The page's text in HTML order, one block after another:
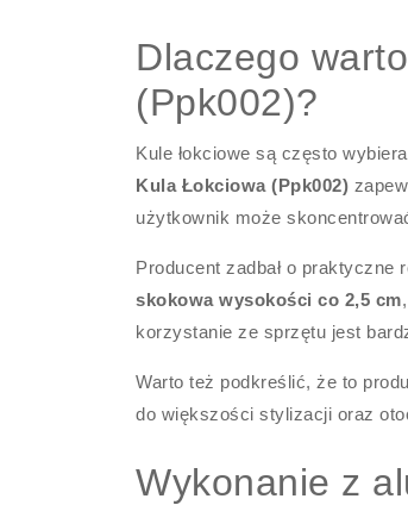
Dlaczego
(Ppk002)?
Kule łokciowe są często
Kula Łokciowa (Ppk002)
użytkownik może
Producent zadbał o praktyczne
skokowa wysokości co 2,5 cm
korzystanie ze sprzętu jest
Warto też podkreślić, że to
do większości stylizacji oraz
Wykonanie z